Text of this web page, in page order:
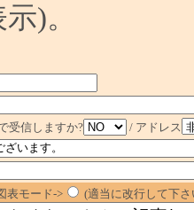
)。
受信しますか?
/ アドレス
モード-> (適当に改行して下